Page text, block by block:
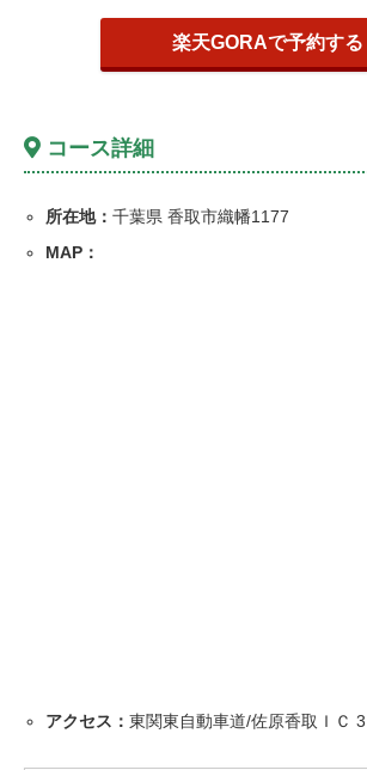
楽天GORAで予約する
コース詳細
所在地：千葉県 香取市織幡1177
MAP：
アクセス：東関東自動車道/佐原香取ＩＣ